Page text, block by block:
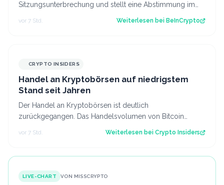
Sitzungsunterbrechung und stellt eine Abstimmung im
vor 7 Std. Weiterlesen bei BeInCrypto
CRYPTO INSIDERS
Handel an Kryptobörsen auf niedrigstem
Stand seit Jahren
Der Handel an Kryptobörsen ist deutlich
zurückgegangen. Das Handelsvolumen von Bitcoin
befindet sich inzwischen auf einem ähnlichen Niveau w…
vor 7 Std. Weiterlesen bei Crypto Insiders
LIVE-CHART VON MISSCRYPTO